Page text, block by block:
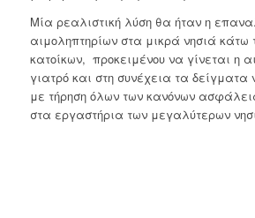
Μία ρεαλιστική λύση θα ήταν η
αιμοληπτηρίων στα μικρά νησιά κάτω
κατοίκων, προκειμένου να γίνεται η
γιατρό και στη συνέχεια τα
με τήρηση όλων των κανόνων
στα εργαστήρια των μεγαλύτερων